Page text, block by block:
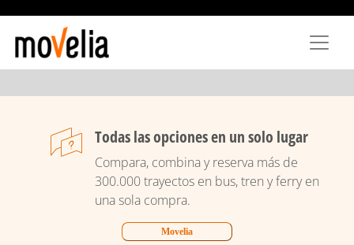
principal
Todas las opciones en un solo lugar
Compara, combina y reserva más de
300.000 trayectos en bus, tren y ferry en
una sola compra.
Movelia